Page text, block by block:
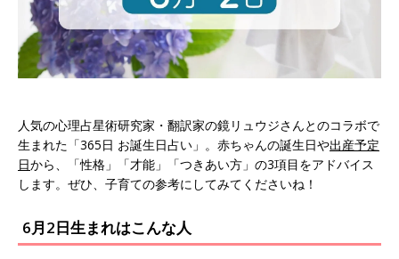
人気の心理占星術研究家・翻訳家の鏡リュウジさんとのコラボで
生まれた「365日 お誕生日占い」。赤ちゃんの誕生日や出産予定
日から、「性格」「才能」「つきあい方」の3項目をアドバイス
します。ぜひ、子育ての参考にしてみてくださいね！
6月2日生まれはこんな人